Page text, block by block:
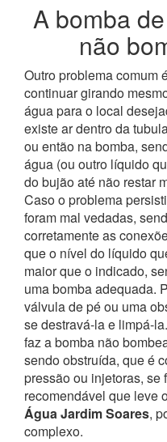
A bomba
não
Outro problema comum
continuar girando
água para o local
existe ar dentro da
ou então na bomba,
água (ou outro líquido
do bujão até não restar
Caso o problema
foram mal vedadas,
corretamente as
que o nível do líquido
maior que o indicado,
uma bomba adequada.
válvula de pé ou uma
se destravá-la e limpá-
faz a bomba não
sendo obstruída, que é
pressão ou injetoras, se
recomendável que leve
Água Jardim Soares,
complexo.